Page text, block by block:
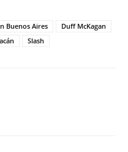
Buenos Aires
Duff McKagan
Slash